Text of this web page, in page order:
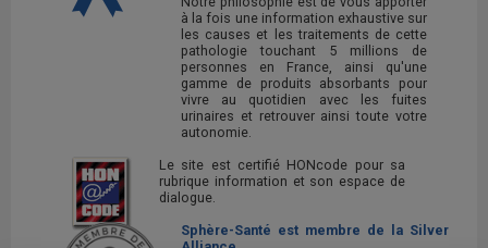
à la fois une information exhaustive sur
les causes et les traitements de cette
pathologie touchant 5 millions de
personnes en France, ainsi qu'une
gamme de produits absorbants pour
vivre au quotidien avec les fuites
urinaires et retrouver ainsi toute votre
autonomie.
Le site est certifié HONcode pour sa
rubrique information et son espace de
dialogue.
Sphère-Santé est membre de la Silver